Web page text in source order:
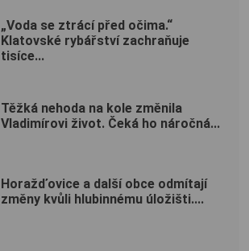
„Voda se ztrácí před očima.“
Klatovské rybářství zachraňuje
tisíce...
Těžká nehoda na kole změnila
Vladimírovi život. Čeká ho náročná...
Horažďovice a další obce odmítají
změny kvůli hlubinnému úložišti....